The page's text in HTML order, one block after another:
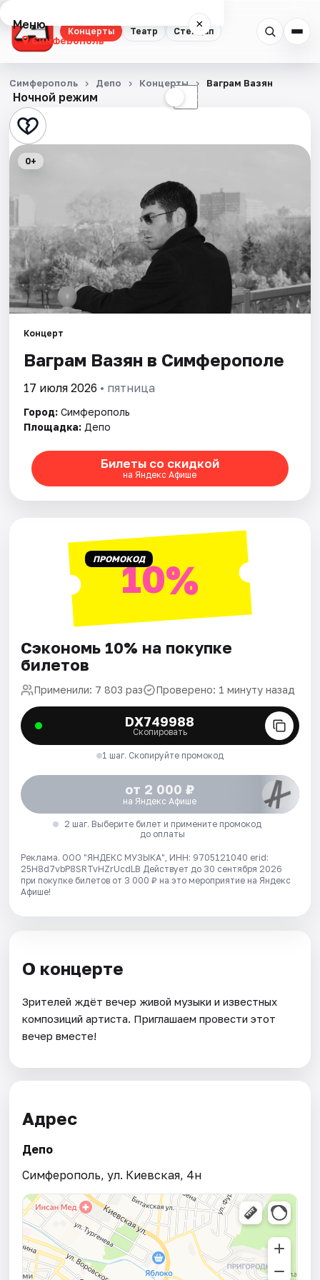
Концерты Театр Стендап
Меню ×
Симферополь
Концерты
Театр
Стендап
Города
Площадки
Артисты
Ночной режим ☾
Симферополь Депо Концерты Ваграм Вазян
0+
Концерт
Ваграм Вазян в Симферополе
17 июля 2026 • пятница
Город: Симферополь
Площадка: Депо
Билеты со скидкой
на Яндекс Афише
ПРОМОКОД10%
Сэкономь 10% на покупке
билетов
Применили: 7 803 раз Проверено: 1 минуту назад
DX749988
Скопировать
1 шаг. Скопируйте промокод
от 2 000 ₽
на Яндекс Афише
2 шаг. Выберите билет и примените промокод
до оплаты
Реклама. ООО "ЯНДЕКС МУЗЫКА", ИНН: 9705121040 erid:
25H8d7vbP8SRTvHZrUcdLB Действует до 30 сентября 2026
при покупке билетов от 3 000 ₽ на это мероприятие на Яндекс
Афише!
О концерте
Зрителей ждёт вечер живой музыки и известных
композиций артиста. Приглашаем провести этот
вечер вместе!
Адрес
Депо
Симферополь, ул. Киевская, 4н